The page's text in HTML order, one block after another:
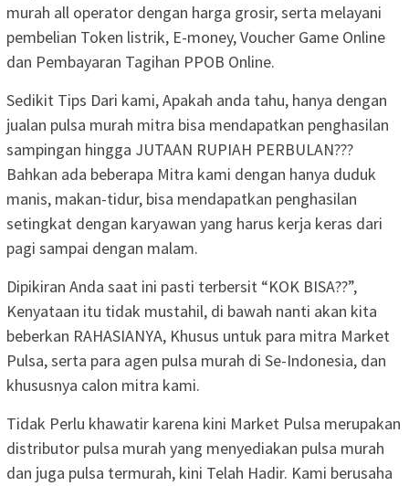
murah all operator dengan harga grosir, serta melayani
pembelian Token listrik, E-money, Voucher Game Online
dan Pembayaran Tagihan PPOB Online.
Sedikit Tips Dari kami, Apakah anda tahu, hanya dengan
jualan pulsa murah mitra bisa mendapatkan penghasilan
sampingan hingga JUTAAN RUPIAH PERBULAN???
Bahkan ada beberapa Mitra kami dengan hanya duduk
manis, makan-tidur, bisa mendapatkan penghasilan
setingkat dengan karyawan yang harus kerja keras dari
pagi sampai dengan malam.
Dipikiran Anda saat ini pasti terbersit “KOK BISA??”,
Kenyataan itu tidak mustahil, di bawah nanti akan kita
beberkan RAHASIANYA, Khusus untuk para mitra Market
Pulsa, serta para agen pulsa murah di Se-Indonesia, dan
khususnya calon mitra kami.
Tidak Perlu khawatir karena kini Market Pulsa merupakan
distributor pulsa murah yang menyediakan pulsa murah
dan juga pulsa termurah, kini Telah Hadir. Kami berusaha